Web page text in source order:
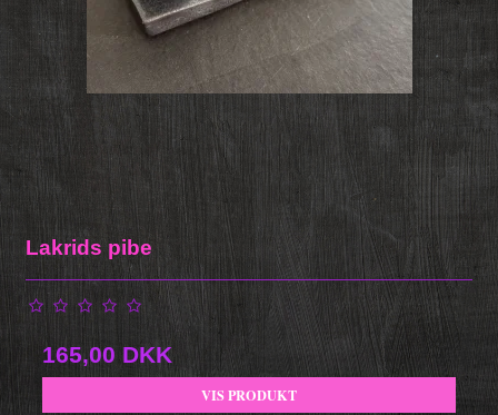
Lakrids pibe
165,00 DKK
VIS PRODUKT